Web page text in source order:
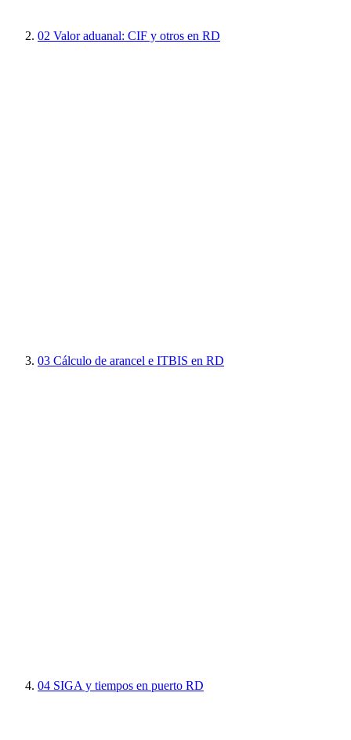
02 Valor aduanal: CIF y otros en RD
03 Cálculo de arancel e ITBIS en RD
04 SIGA y tiempos en puerto RD